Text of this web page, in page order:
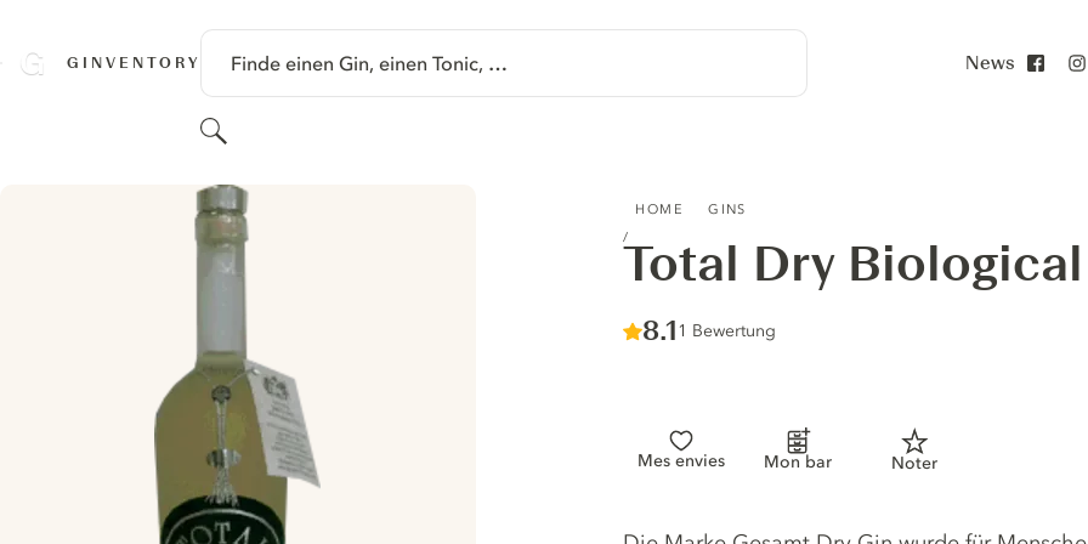
GINVENTORY Finde einen Gin, einen Tonic, …
Suchen
News
HOME GINS
Total Dry
Score :
8.1/ 10
1 Bewertung
Mes envies Mon bar Noter